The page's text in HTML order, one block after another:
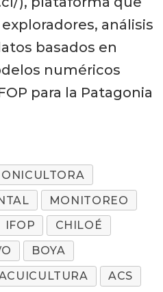
análisis
basados en
numéricos
para la Patagonia
MONITOREO
IFOP
CHILOÉ
BOYA
ACS